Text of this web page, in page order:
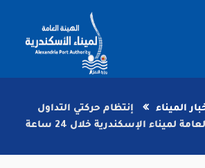
الميناء
إنتظام حركتي التداول
لميناء الإسكندرية خلال 24 ساعة